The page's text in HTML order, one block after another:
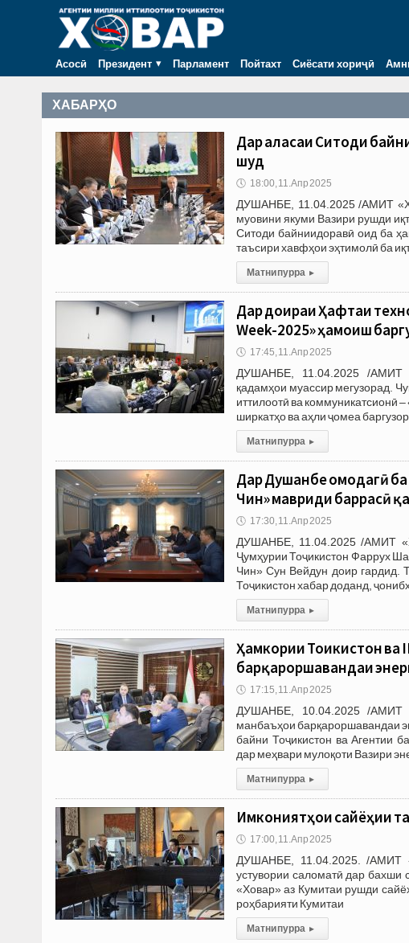
Асосӣ Президент Парламент Пойтахт Сиёсати хориҷӣ
ХАБАРҲО
Дар ҷаласаи Ситоди
шуд
🕔 18:00, 11.Апр 2025
ДУШАНБЕ, 11.04.2025 /АМИТ
муовини якуми Вазири рушди
Ситоди байниидоравӣ оид ба
таъсири хавфҳои эҳтимолӣ ба
Матни пурра ▸
Дар доираи Ҳафтаи
Week-2025» ҳамоиш
🕔 17:45, 11.Апр 2025
ДУШАНБЕ, 11.04.2025 /АМИТ
қадамҳои муассир мегузорад.
иттилоотӣ ва коммуникатсионӣ
ширкатҳо ва аҳли ҷомеа баргузор
Матни пурра ▸
Дар Душанбе омодагӣ
Чин» мавриди баррасӣ
🕔 17:30, 11.Апр 2025
ДУШАНБЕ, 11.04.2025 /АМИТ
Ҷумҳурии Тоҷикистон Фаррух
Чин» Сун Вейдун доир гардид.
Тоҷикистон хабар доданд,
Матни пурра ▸
Ҳамкории Тоҷикистон
барқароршавандаи
🕔 17:15, 11.Апр 2025
ДУШАНБЕ, 10.04.2025 /АМИТ
манбаъҳои барқароршавандаи
байни Тоҷикистон ва Агентии
дар меҳвари мулоқоти Вазири
Матни пурра ▸
Имкониятҳои сайёҳии
🕔 17:00, 11.Апр 2025
ДУШАНБЕ, 11.04.2025. /АМИТ
устувории саломатӣ дар бахши
«Ховар» аз Кумитаи рушди
роҳбарияти Кумитаи
Матни пурра ▸